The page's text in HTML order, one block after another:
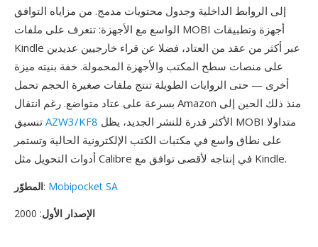
إلى الروابط الداخلية وجدول محتويات مدمج. من مزاياه التوافق
الواسع مع الأجهزة: تتعرف على ملفات MOBI أجهزة وتطبيقات
Kindle عبر أكثر من عقد من العتاد، فضلا عن قراء خارجيين عديدين
على منصات سطح المكتب والأجهزة المحمولة. خفة بنيته ميزة
أخرى — حتى الروايات الطويلة تنتج ملفات صغيرة الحجم تحمل
بسرعة على عتاد متواضع. رغم انتقال Amazon منذ ذلك الحين إلى
AZW3/KF8
على نطاق واسع في مكتبات الكتب الإلكترونية الحالية وتستمر
أدوات التحويل مثل Calibre في إنتاجه لأقصى توافق مع Kindle.
المطوّر: Mobipocket SA
الإصدار الأول: 2000